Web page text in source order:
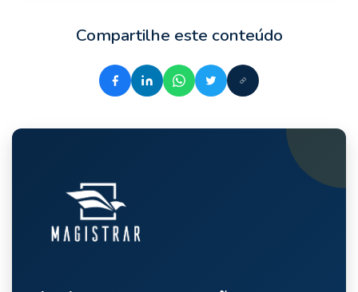
Compartilhe este conteúdo